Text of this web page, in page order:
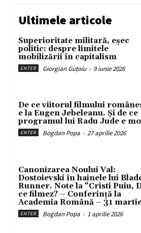
Ultimele articole
Superioritate militară, eșec
politic: despre limitele
mobilizării în capitalism
ENTER Giorgian Guțoiu - 9 iunie 2026
De ce viitorul filmului
e la Eugen Jebeleanu. Și de ce
programul lui Radu Jude e
ENTER Bogdan Popa - 27 aprilie 2026
Canonizarea Noului Val:
Dostoievski în hainele lui
Runner. Note la “Cristi Puiu,
ce filmez? – Conferință la
Academia Română – 31
ENTER Bogdan Popa - 1 aprilie 2026